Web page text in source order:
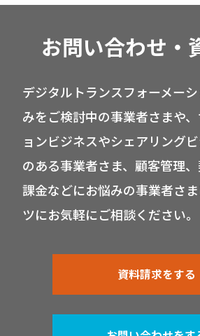
お問い合わせ・
デジタルトランスフォーメー
みをご検討中の事業者さまや
ョンビジネスやシェアリング
のある事業者さま、顧客管理
課金などにお悩みの事業者さ
ツにお気軽にご相談ください。
資料請求をする